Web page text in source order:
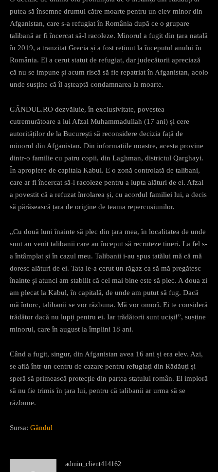
putea să însemne drumul către moarte pentru un elev minor din
Afganistan, care s-a refugiat în România după ce o grupare
talibană ar fi încercat să-l racoleze. Minorul a fugit din țara natală
în 2019, a tranzitat Grecia și a fost reținut la începutul anului în
România. El a cerut statut de refugiat, dar judecătorii apreciază
că nu se impune și acum riscă să fie repatriat în Afganistan, acolo
unde susține că îl așteaptă condamnarea la moarte.
GÂNDUL.RO dezvăluie, în exclusivitate, povestea
cutremurătoare a lui Afzal Muhammadullah (17 ani) și cere
autorităților de la București să reconsidere decizia față de
minorul din Afganistan. Din informațiile noastre, acesta provine
dintr-o familie cu patru copii, din Laghman, districtul Qarghayi.
În apropiere de capitala Kabul. E o zonă controlată de talibani,
care ar fi încercat să-l racoleze pentru a lupta alături de ei. Afzal
a povestit că a refuzat înrolarea și, cu acordul familiei lui, a decis
să părăsească țara de origine de teama repercusiunilor.
„Cu două luni înainte să plec din țara mea, în localitatea de unde
sunt au venit talibanii care au început să recruteze tineri. La fel s-
a întâmplat și în cazul meu. Talibanii i-au spus tatălui mă că mă
doresc alături de ei. Tata le-a cerut un răgaz ca să mă pregătesc
înainte și atunci am stabilit că cel mai bine este să plec. A doua zi
am plecat la Kabul, în capitală, de unde am putut să fug. Dacă
mă întorc, talibanii se vor răzbuna. Mă vor omorî. Ei te consideră
trădător dacă nu lupți pentru ei. Iar trădătorii sunt uciși!”, susține
minorul, care în august la împlini 18 ani.
Când a fugit, singur, din Afganistan avea 16 ani și era elev. Azi,
se află într-un centru de cazare pentru refugiați din Rădăuți și
speră să primească protecție din partea statului român. El imploră
să nu fie trimis în țara lui, pentru că talibanii ar urma să se
răzbune.
Sursa: Gândul
admin_client414162